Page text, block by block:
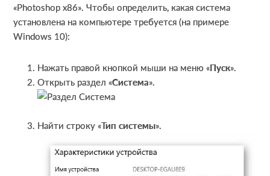
«Photoshop х86». Чтобы определить, какая система
установлена на компьютере требуется (на примере
Windows 10):
Нажать правой кнопкой мыши на меню «Пуск».
Открыть раздел «Система».
Найти строку «Тип системы».